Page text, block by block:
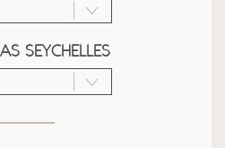
SEYCHELLES